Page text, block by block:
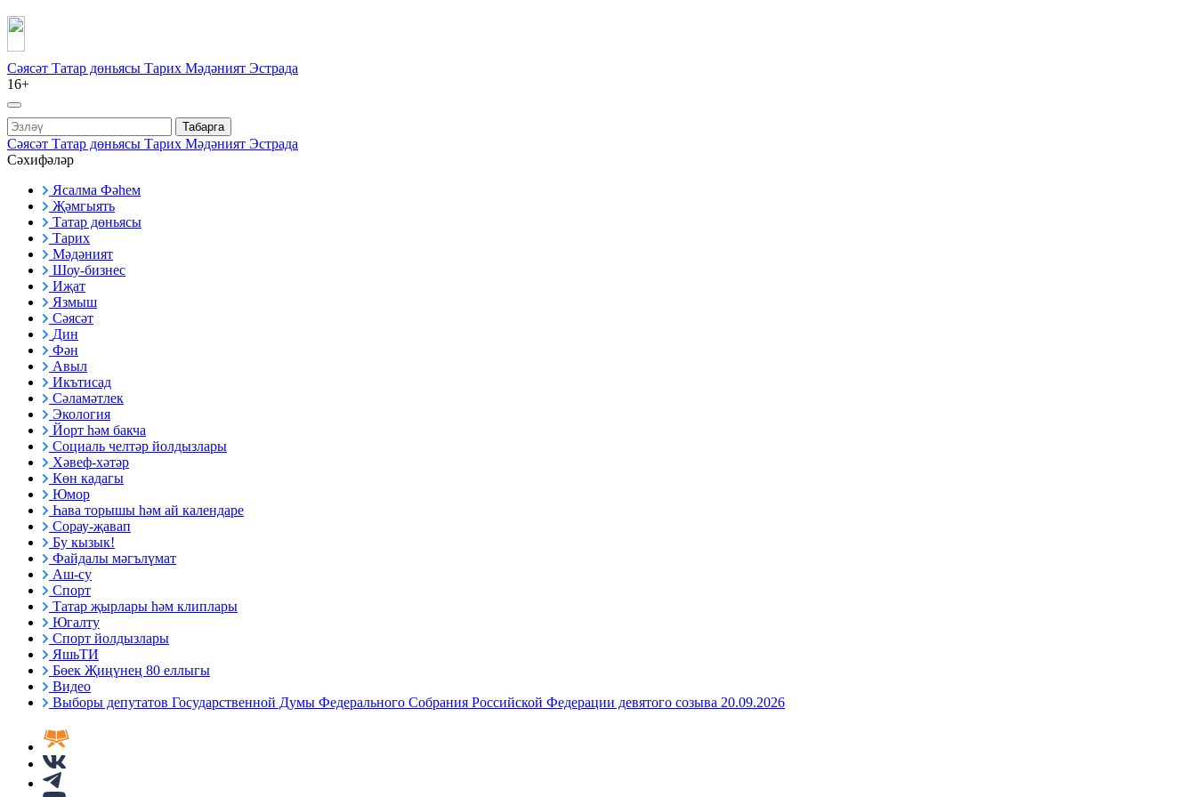
Сәясәт Татар дөньясы Тарих Мәдәният Эстрада
16+
Табарга
Сәясәт Татар дөньясы Тарих Мәдәният Эстрада
Сәхифәләр
Ясалма Фәһем
Җәмгыять
Татар дөньясы
Тарих
Мәдәният
Шоу-бизнес
Иҗат
Язмыш
Сәясәт
Дин
Фән
Авыл
Икътисад
Сәламәтлек
Экология
Йорт һәм бакча
Социаль челтәр йолдызлары
Хәвеф-хәтәр
Көн кадагы
Юмор
Һава торышы һәм ай календаре
Сорау-җавап
Бу кызык!
Файдалы мәгълүмат
Аш-су
Спорт
Татар җырлары һәм клиплары
Югалту
Спорт йолдызлары
ЯшьТИ
Бөек Җиңүнең 80 еллыгы
Видео
Выборы депутатов Государственной Думы Федерального Собрания Российской Федерации девятого созыва 20.09.2026